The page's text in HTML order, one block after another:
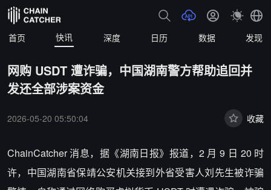
首页 快讯 深度 日历 数据 发现
网购 USDT 遭诈骗，中国湖南警方帮助追回并
发还全部涉案资金
2026-05-20 05:50:04 收藏
ChainCatcher 消息，据《湖南日报》报道，2 月 9 日 20 时
许，中国湖南省保靖公安机关接到外省受害人刘先生被诈骗